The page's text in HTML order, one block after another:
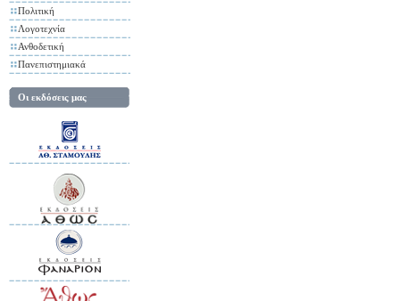
Πολιτική
Λογοτεχνία
Ανθοδετική
Πανεπιστημιακά
Οι εκδόσεις μας